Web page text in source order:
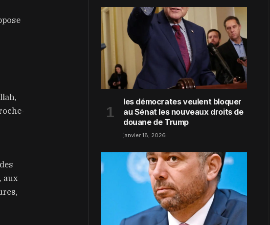
aux
les démocrates veulent bloquer
au Sénat les nouveaux droits de
douane de Trump
janvier 18, 2026